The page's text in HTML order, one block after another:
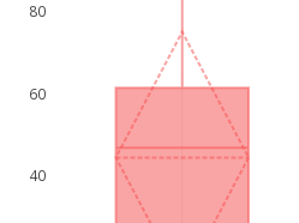
40
60
80